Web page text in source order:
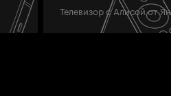
Телевизор с Алисой от